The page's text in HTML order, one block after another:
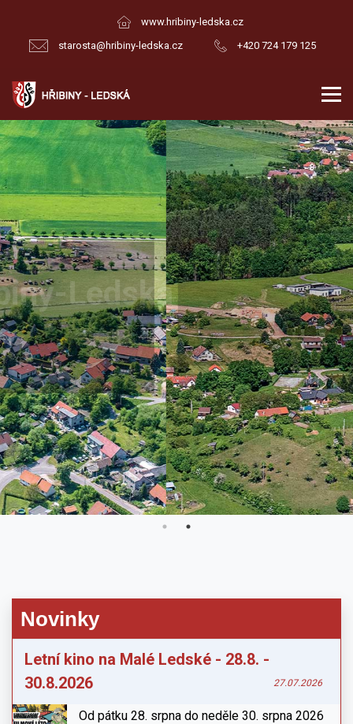
www.hribiny-ledska.cz
starosta@hribiny-ledska.cz
+420 724 179 125
Hřibiny-Ledská
obec v okrese Rychnov nad Kněžnou
Novinky
Letní kino na Malé Ledské - 28.8. -
30.8.2026
27.07.2026
Od pátku 28. srpna do neděle 30. srpna 2026